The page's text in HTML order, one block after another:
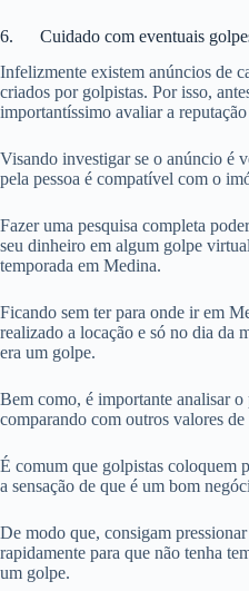
6. Cuidado com eventuais
Infelizmente existem anúncios de
criados por golpistas. Por isso,
importantíssimo avaliar a
Visando investigar se o anúncio é
pela pessoa é compatível com o
Fazer uma pesquisa completa
seu dinheiro em algum golpe
temporada em Medina.
Ficando sem ter para onde ir em
realizado a locação e só no dia da
era um golpe.
Bem como, é importante analisar
comparando com outros valores
É comum que golpistas coloquem
a sensação de que é um bom
De modo que, consigam
rapidamente para que não tenha
um golpe.